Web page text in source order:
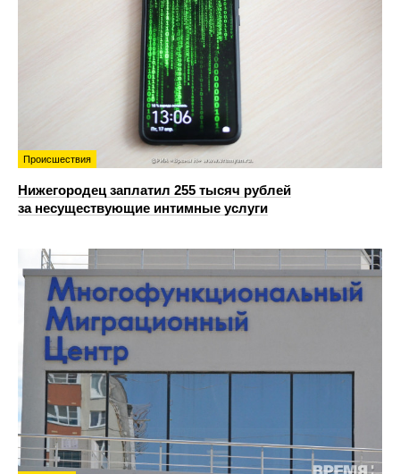
Происшествия
Нижегородец заплатил 255 тысяч рублей
за несуществующие интимные услуги